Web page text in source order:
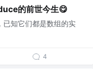
的前世今生😋
知它们都是数组的实
4